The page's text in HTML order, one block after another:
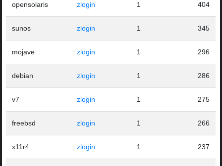
opensolaris zlogin 1 404
sunos zlogin 1 345
mojave zlogin 1 296
debian zlogin 1 286
v7 zlogin 1 275
freebsd zlogin 1 266
x11r4 zlogin 1 237